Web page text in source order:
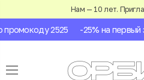
Нам — 10 лет.
2525 -25% на первый